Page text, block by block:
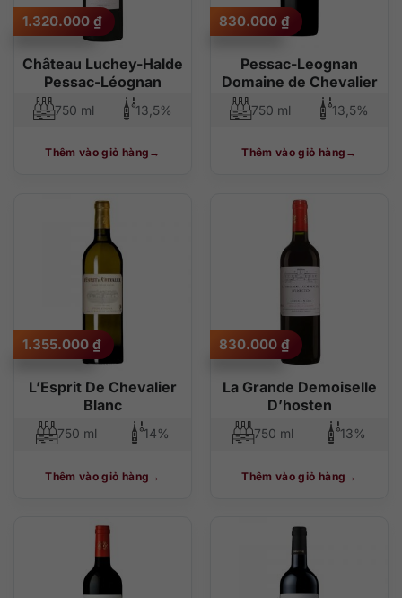
Château Luchey-Halde
Pessac-Léognan
1.320.000 ₫
750 ml 13,5%
Thêm vào giỏ hàng
Pessac-Leognan
Domaine de Chevalier
830.000 ₫
750 ml 13,5%
Thêm vào giỏ hàng
L’Esprit De Chevalier
Blanc
1.355.000 ₫
750 ml 14%
Thêm vào giỏ hàng
La Grande Demoiselle
D’hosten
830.000 ₫
750 ml 13%
Thêm vào giỏ hàng